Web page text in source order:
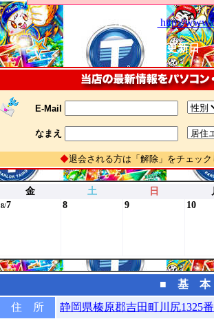
オリジナルページ http://
最終更新日
E-Mail
なまえ
◆退会される方は「解除」をチェッ
金 土 日
8/7 8 9 10
■ 基
住 所
静岡県榛原郡吉田町川尻1325